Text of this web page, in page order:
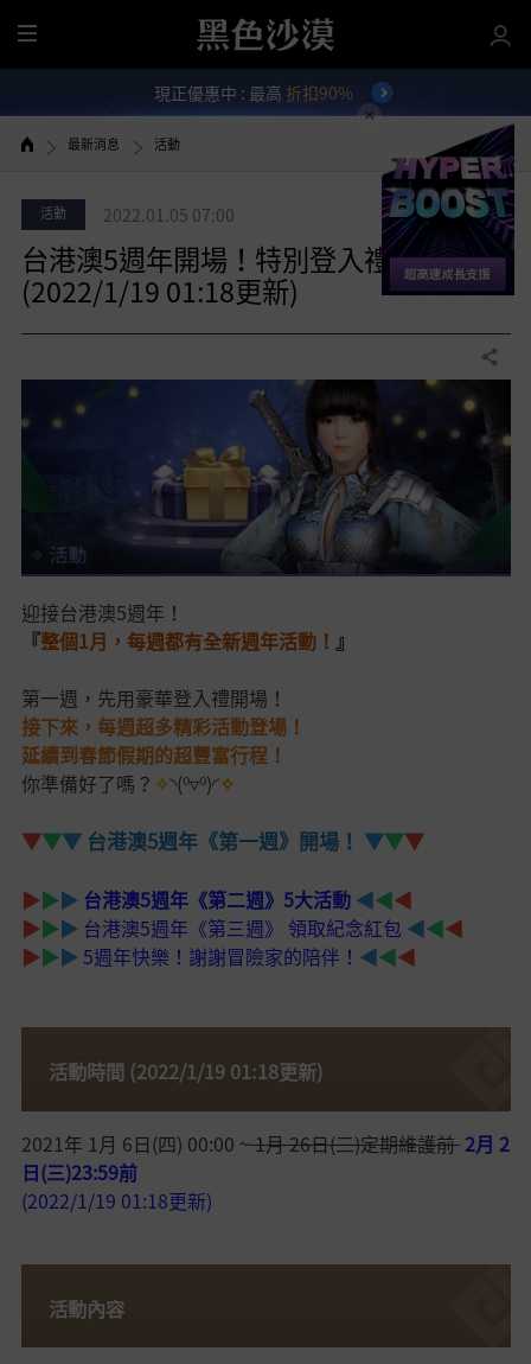
全
部
單
現正優惠中 : 最高 折扣90%
最新消息 活動
活動 2022.01.05 07:00
台港澳5週年開場！特別登入禮！
(2022/1/19 01:18更新)
分享
迎接台港澳5週年！
『整個1月，每週都有全新週年活動！ 』
第一週，先用豪華登入禮開場！
接下來，每週超多精彩活動登場！
延續到春節假期的超豐富行程！
你準備好了嗎？ ✧◝(⁰▿⁰)◜✧
▼▼▼台港澳5週年《第一週》開場！ ▼▼▼
▶▶▶ 台港澳5週年《第二週》5大活動 ◀◀◀
▶▶▶ 台港澳5週年《第三週》 領取紀念紅包 ◀◀◀
▶▶▶ 5週年快樂！謝謝冒險家的陪伴！ ◀◀◀
活動時間 (2022/1/19 01:18更新)
2021年 1月 6日(四) 00:00 ~1月 26日(三)定期維護前2月 2
日(三)23:59前
(2022/1/19 01:18更新)
活動內容